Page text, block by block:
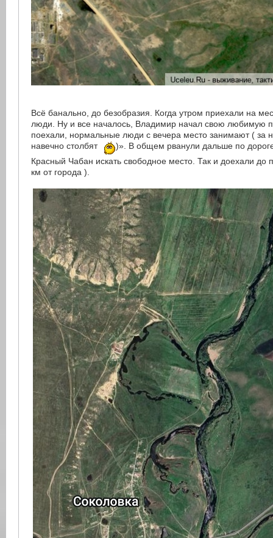
Всё банально, до безобразия. Когда утром приехали на
люди. Ну и все началось, Владимир начал свою любимую
поехали, нормальные люди с вечера место занимают ( за
навечно столбят
)». В общем рванули дальше по
Красный Чабан искать свободное место. Так и доехали до
км от города ).